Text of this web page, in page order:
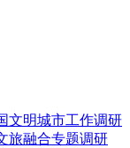
文明城市工作调研
旅融合专题调研